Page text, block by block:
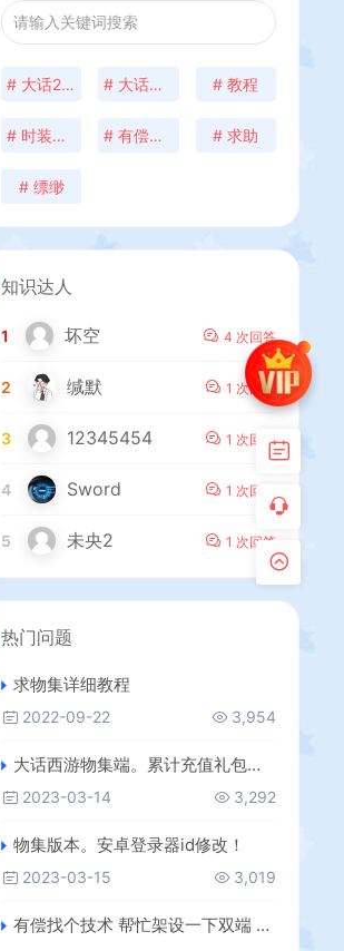
# 大话2物集120天赋搭建问题 # 大话缥缈端分级后台 # 教程
# 时装异常 # 有偿找个技术 帮忙架设一下双端 有想法的加Q772242 # 求助
# 缥缈
知识达人
1 坏空 4 次回答
2 缄默 1 次回答
3 12345454 1 次回答
4 Sword 1 次回答
5 未央2 1 次回答
热门问题
求物集详细教程
2022-09-22 3,954
大话西游物集端。累计充值礼包无法正常领取问题！
2023-03-14 3,292
物集版本。安卓登录器id修改！
2023-03-15 3,019
有偿找个技术 帮忙架设一下双端 有想法的加Q772242